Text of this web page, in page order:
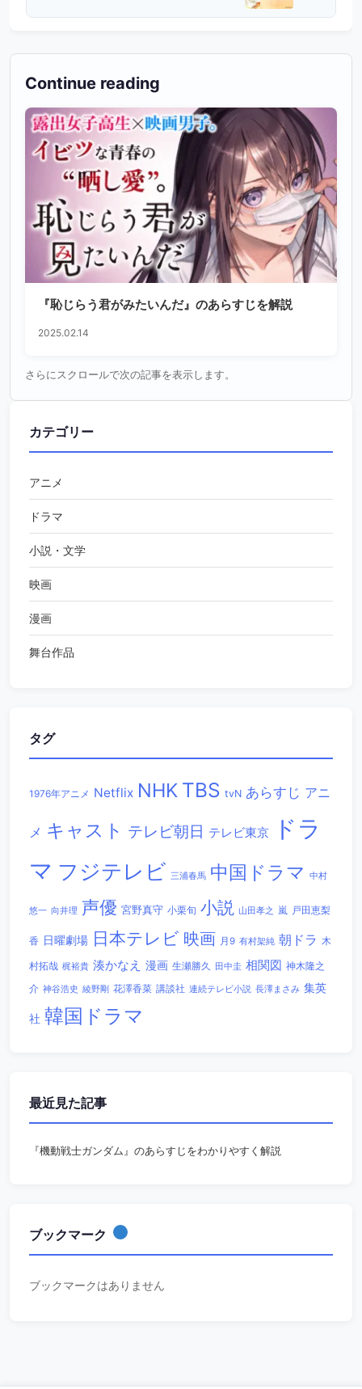
Continue reading
『恥じらう君がみたいんだ』のあらすじを解説
2025.02.14
さらにスクロールで次の記事を表示します。
カテゴリー
アニメ
ドラマ
小説・文学
映画
漫画
舞台作品
タグ
1976年アニメ Netflix NHK TBS tvN あらすじ アニ
メ キャスト テレビ朝日 テレビ東京
ドラ
マ フジテレビ 三浦春馬 中国ドラマ 中村
悠一 向井理 声優 宮野真守 小栗旬 小説 山田孝之 嵐 戸田恵梨
香 日曜劇場 日本テレビ 映画 月9 有村架純 朝ドラ 木
村拓哉 梶裕貴 湊かなえ 漫画 生瀬勝久 田中圭 相関図 神木隆之
介 神谷浩史 綾野剛 花澤香菜 講談社 連続テレビ小説 長澤まさみ 集英
社 韓国ドラマ
最近見た記事
『機動戦士ガンダム』のあらすじをわかりやすく解説
ブックマーク
ブックマークはありません